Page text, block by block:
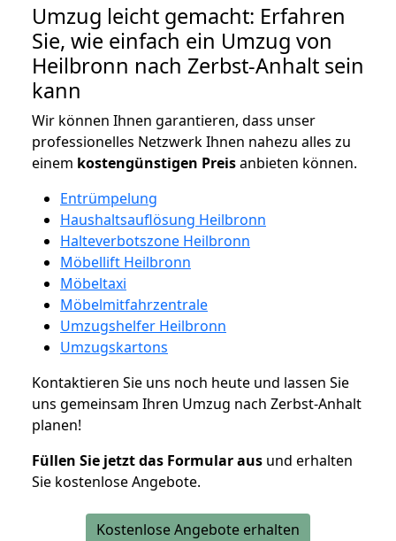
Umzug leicht gemacht: Erfahren
Sie, wie einfach ein Umzug von
Heilbronn nach Zerbst-Anhalt sein
kann
Wir können Ihnen garantieren, dass unser
professionelles Netzwerk Ihnen nahezu alles zu
einem kostengünstigen Preisanbieten können.
Entrümpelung
Haushaltsauflösung Heilbronn
Halteverbotszone Heilbronn
Möbellift Heilbronn
Möbeltaxi
Möbelmitfahrzentrale
Umzugshelfer Heilbronn
Umzugskartons
Kontaktieren Sie uns noch heute und lassen Sie
uns gemeinsam Ihren Umzug nach Zerbst-Anhalt
planen!
Füllen Sie jetzt das Formular aus und erhalten
Sie kostenlose Angebote.
Kostenlose Angebote erhalten